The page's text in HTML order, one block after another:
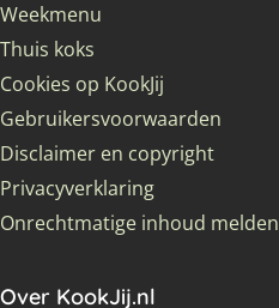
Weekmenu
Thuis koks
Cookies op KookJij
Gebruikersvoorwaarden
Disclaimer en copyright
Privacyverklaring
Onrechtmatige inhoud melden
Over KookJij.nl